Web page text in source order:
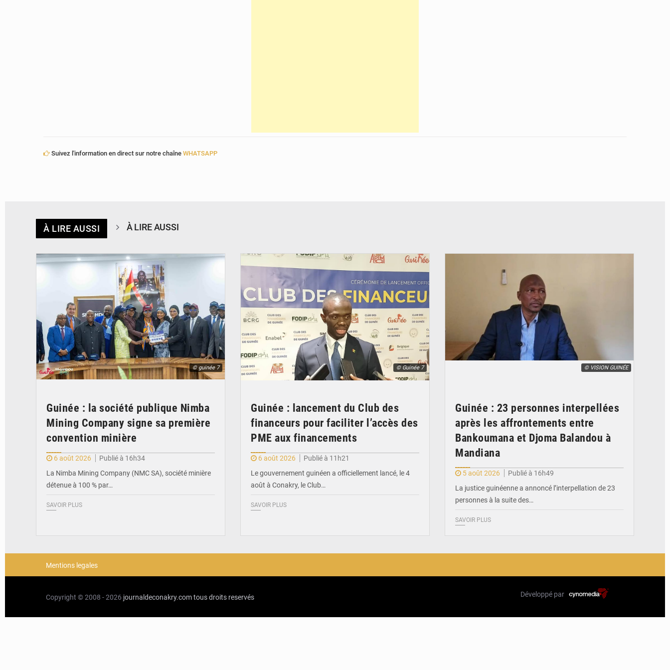
Suivez l'information en direct sur notre chaîne WHATSAPP
À LIRE AUSSI À LIRE AUSSI
© guinée 7
Guinée : la société publique Nimba
Mining Company signe sa première
convention minière
6 août 2026
Publié à 16h34
La Nimba Mining Company (NMC SA), société minière
détenue à 100 % par…
SAVOIR PLUS
© Guinée 7
Guinée : lancement du Club des
financeurs pour faciliter l’accès des
PME aux financements
6 août 2026
Publié à 11h21
Le gouvernement guinéen a officiellement lancé, le 4
août à Conakry, le Club…
SAVOIR PLUS
© VISION GUINÉE
Guinée : 23 personnes interpellées
après les affrontements entre
Bankoumana et Djoma Balandou à
Mandiana
5 août 2026
Publié à 16h49
La justice guinéenne a annoncé l’interpellation de 23
personnes à la suite des…
SAVOIR PLUS
Mentions legales
Copyright © 2008 - 2026 journaldeconakry.comtous droits reservés Développé par